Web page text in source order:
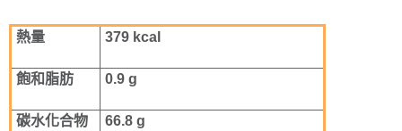
熱量 379 kcal
飽和脂肪 0.9 g
碳水化合物 66.8 g